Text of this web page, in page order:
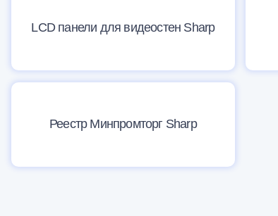
LCD панели для видеостен Sharp
Реестр Минпромторг Sharp